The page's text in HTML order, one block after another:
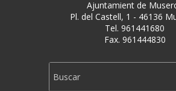
Ajuntamient de
Pl. del Castell, 1 - 46136
Tel. 961441680
Fax. 961444830